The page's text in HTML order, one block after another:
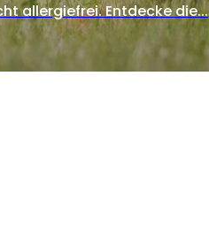
allergiefrei. Entdecke die...